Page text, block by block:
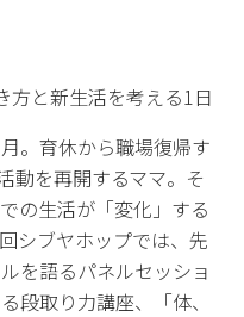
方と新生活を考える1日
。育休から職場復帰す
動を再開するママ。そ
の生活が「変化」する
シブヤホップでは、先
を語るパネルセッショ
段取り力講座、「体、